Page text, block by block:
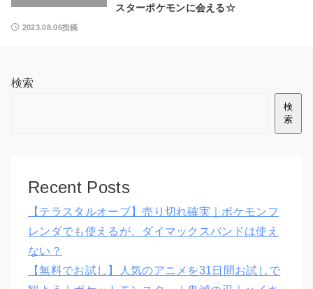
スターポケモンに会える☆
2023.08.06投稿
検索
検
索
Recent Posts
【テラスタルオーブ】売り切れ確実｜ポケモンフ
レンダでも使えるが、ダイマックスバンドは使え
ない？
【無料でお試し】人気のアニメを31日間お試しで